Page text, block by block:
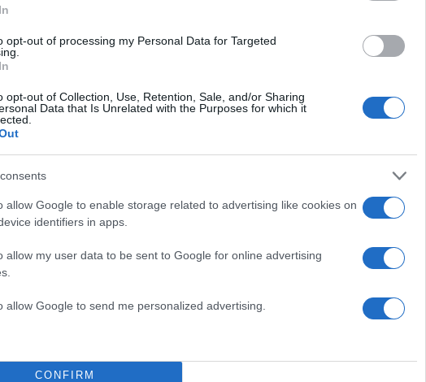
opt-out of processing my Personal Data for Targeted
opt-out of Collection, Use, Retention, Sale, and/or Sharing
Data that Is Unrelated with the Purposes for which it
allow Google to enable storage related to advertising like cookies on
identifiers in apps.
allow my user data to be sent to Google for online advertising
allow Google to send me personalized advertising.
CONFIRM
50 /50
από reCAPTCHA, ισχύουνΠολιτική Απορρήτου& Όροι Χρήσης της
ΚΑΡΕΤΣΑΣ ΜΠΡΙΖ ΧΡΗΣΤΟΣ ΤΖΟΛΗΣ